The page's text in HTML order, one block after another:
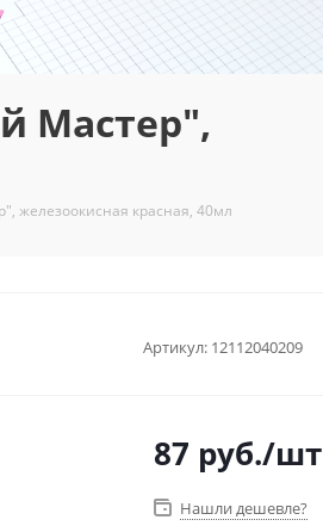
Мастер",
железоокисная красная, 40мл
Артикул: 12112040209
87 руб./шт
Нашли дешевле?